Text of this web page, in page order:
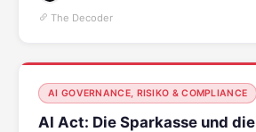
The Decoder
AI GOVERNANCE, RISIKO & COMPLIANCE
AI Act: Die Sparkasse und die